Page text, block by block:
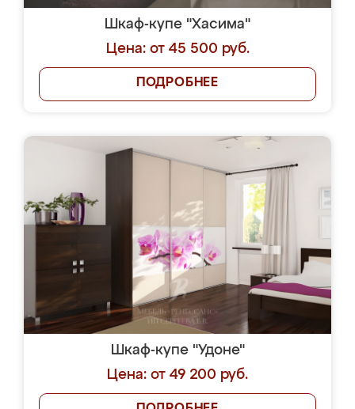
Шкаф-купе "Хасима"
Цена: от 45 500 руб.
ПОДРОБНЕЕ
Шкаф-купе "Удоне"
Цена: от 49 200 руб.